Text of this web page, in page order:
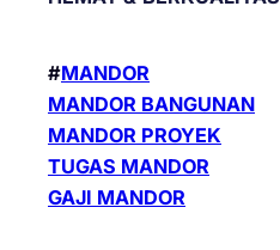
#MANDOR
MANDOR BANGUNAN
MANDOR PROYEK
TUGAS MANDOR
GAJI MANDOR